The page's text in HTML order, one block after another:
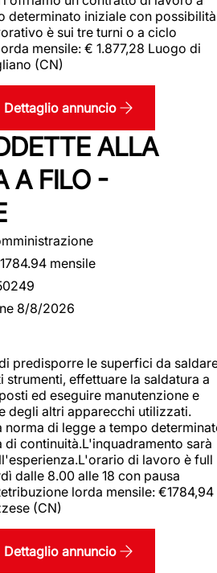
determinato iniziale con possibilità
è sui tre turni o a ciclo
mensile: € 1.877,28 Luogo di
(CN)
Dettaglio annuncio
ALLA
A FILO -
1784.94 mensile
8/8/2026
predisporre le superfici da
strumenti, effettuare la saldatura a
ed eseguire manutenzione e
degli altri apparecchi utilizzati.
norma di legge a tempo
continuità.L'inquadramento sarà
di lavoro è full
dalle 8.00 alle 18 con pausa
lorda mensile: €1784,94
(CN)
Dettaglio annuncio